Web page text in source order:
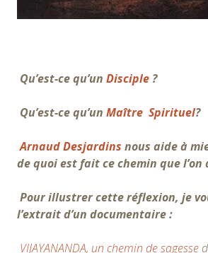
Qu’est-ce qu’un Disciple ?
Qu’est-ce qu’un Maître Spirituel?
Arnaud Desjardins nous aide à
de quoi est fait ce chemin que l’on
Pour illustrer cette réflexion, je
l’extrait d’un documentaire :
VIJAYANANDA, un chemin de sagesse